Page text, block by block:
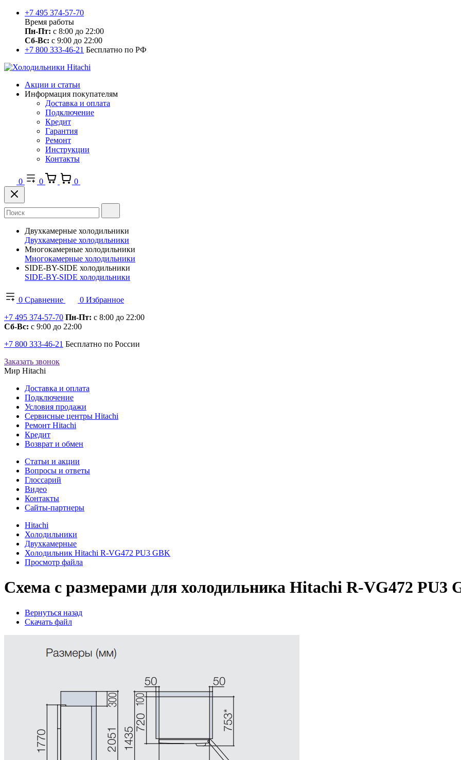
+7 495 374-57-70
Время работы
Пн-Пт: с 8:00 до 22:00
Сб-Вс: с 9:00 до 22:00
+7 800 333-46-21 Бесплатно по РФ
Акции и статьи
Информация покупателям
Доставка и оплата
Подключение
Кредит
Гарантия
Ремонт
Инструкции
Контакты
0 0 0
Двухкамерные холодильники
Двухкамерные холодильники
Многокамерные холодильники
Многокамерные холодильники
SIDE-BY-SIDE холодильники
SIDE-BY-SIDE холодильники
0 Сравнение 0 Избранное
+7 495 374-57-70 Пн-Пт: с 8:00 до 22:00
Сб-Вс: с 9:00 до 22:00
+7 800 333-46-21 Бесплатно по России
Заказать звонок
Мир Hitachi
Доставка и оплата
Подключение
Условия продажи
Сервисные центры Hitachi
Ремонт Hitachi
Кредит
Возврат и обмен
Cтатьи и акции
Вопросы и ответы
Глоссарий
Видео
Контакты
Сайты-партнеры
Hitachi
Холодильники
Двухкамерные
Холодильник Hitachi R-VG472 PU3 GBK
Просмотр файла
Схема с размерами для холодильника Hitachi R-VG472 PU3
Вернуться назад
Скачать файл